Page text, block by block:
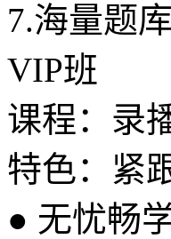
7.海量题
VIP班
课程：录
特色：紧
● 无忧畅